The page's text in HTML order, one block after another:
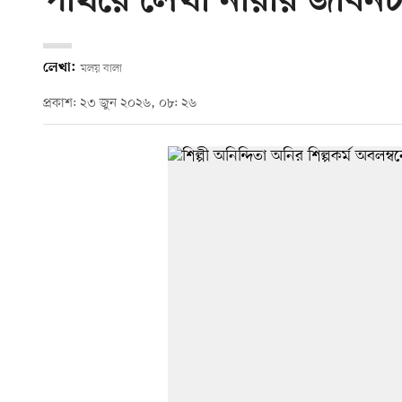
লেখা: মলয় বালা
প্রকাশ: ২৩ জুন ২০২৬, ০৮: ২৬